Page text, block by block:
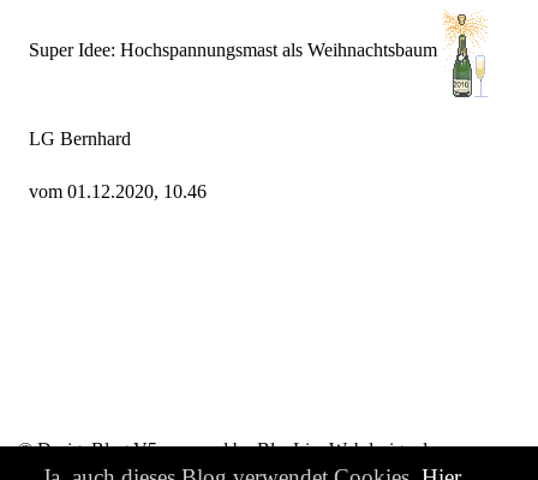
Super Idee: Hochspannungsmast als Weihnachtsbaum
LG Bernhard
vom 01.12.2020, 10.46
© DesignBlog V5 powered by BlueLionWebdesign.de